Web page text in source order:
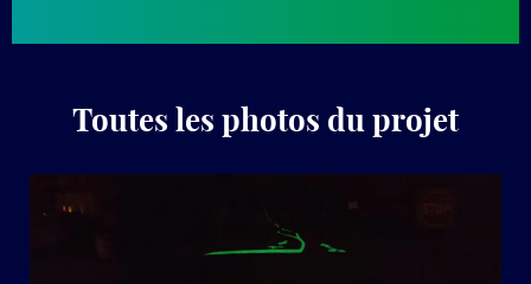
Toutes les photos du projet